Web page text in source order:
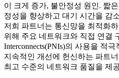
이 크게 증가, 불안정성 원인. 짧
정성을 향상하고 대기 시간을 감
저희 파트너는 통신망을 최적화
위해 주요 네트워크와 직접 연결
Interconnects(PNIs)의 사용을 적
지속적인 개선에 헌신하는 파트
최고 수준의 네트워크 품질을 제